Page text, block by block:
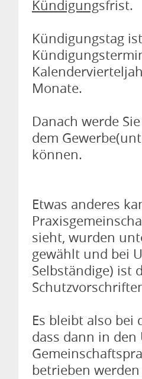
Kündigungsfrist.
Kündigungstag
Monate.
Danach werde
dem
können.
Etwas anderes
sieht, wurden
gewählt und bei
Selbständige) ist
Es bleibt also
dass dann in
betrieben